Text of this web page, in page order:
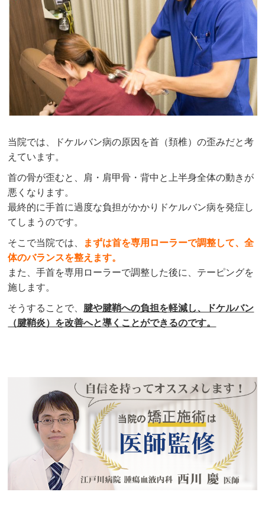
当院では、ドケルバン病の原因を首（頚椎）の歪みだと考
えています。
首の骨が歪むと、肩・肩甲骨・背中と上半身全体の動きが
悪くなります。
最終的に手首に過度な負担がかかりドケルバン病を発症し
てしまうのです。
そこで当院では、
まずは首を専用ローラーで調整して、全
体のバランスを整えます。
また、手首を専用ローラーで調整した後に、テーピングを
施します。
そうすることで、 腱や腱鞘への負担を軽減し、ドケルバン
（腱鞘炎）を改善へと導く ことができるのです。